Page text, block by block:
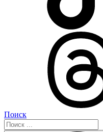
Поиск